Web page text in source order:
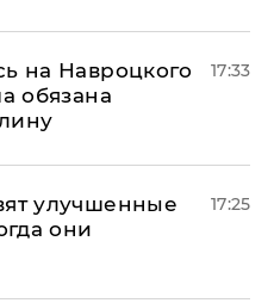
на Навроцкого
обязана
17:33
улучшенные
они
17:25